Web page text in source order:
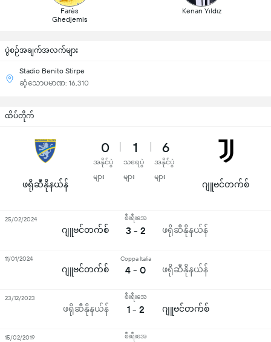
Farès
Ghedjemis
Kenan Yıldız
ပွဲစဉ်အချက်အလက်များ
Stadio Benito Stirpe
ဆံ့သောပမာဏ: 16,310
ထိပ်တိုက်
ဖရိုဆီနိုနယ်န်
0
အနိုင်ပွဲ
များ
1
သရေပွဲ
များ
6
အနိုင်ပွဲ
များ
ဂျူဗင်တက်စ်
ဂျူဗင်တက်စ်
စီးရီးအေ
3 - 2 ဖရိုဆီနိုနယ်န်
25/02/2024
ဂျူဗင်တက်စ်
Coppa Italia
4 - 0 ဖရိုဆီနိုနယ်န်
11/01/2024
ဖရိုဆီနိုနယ်န်
စီးရီးအေ
1 - 2 ဂျူဗင်တက်စ်
23/12/2023
စီးရီးအေ
15/02/2019